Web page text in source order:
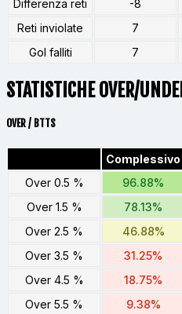
Differenza reti
-8
Reti inviolate
7
Gol falliti
7
STATISTICHE OVER/
OVER / BTTS
Complessivo
Over 0.5 %
96.88%
Over 1.5 %
78.13%
Over 2.5 %
46.88%
Over 3.5 %
31.25%
Over 4.5 %
18.75%
Over 5.5 %
9.38%